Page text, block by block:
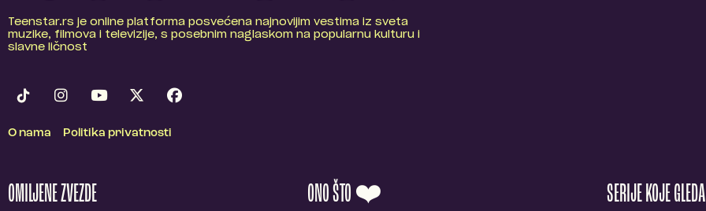
Teenstar.rs je online platforma posvećena najnovijim vestima iz sveta
muzike, filmova i televizije, s posebnim naglaskom na popularnu kulturu i
slavne ličnost
O nama Politika privatnosti
OMILJENE ZVEZDE ONO ŠTO ❤️ SERIJE KOJE